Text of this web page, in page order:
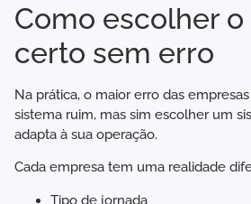
Como escolher
certo sem erro
Na prática, o maior erro das
sistema ruim, mas sim escolher um
adapta à sua operação.
Cada empresa tem uma realidade
Tipo de jornada